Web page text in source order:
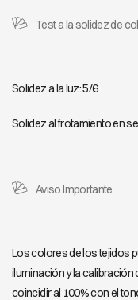
Test a la solidez de
Solidez a la luz: 5/6
Solidez al frotamiento en
Aviso Importante
Los colores de los tejidos
iluminación y la calibración
coincidir al 100% con el